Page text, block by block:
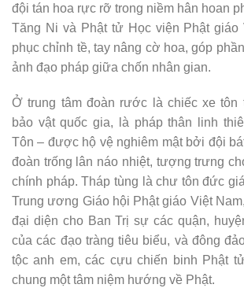
đội tán hoa rực rỡ trong niềm hân hoan
Tăng Ni và Phật tử Học viện Phật giáo
phục chỉnh tề, tay nâng cờ hoa, góp
ảnh đạo pháp giữa chốn nhân gian.
Ở trung tâm đoàn rước là chiếc xe
bảo vật quốc gia, là pháp thân linh
Tôn – được hộ vệ nghiêm mật bởi đội
đoàn trống lân náo nhiệt, tượng trưng
chính pháp. Tháp tùng là chư tôn đức
Trung ương Giáo hội Phật giáo Việt
đại diện cho Ban Trị sự các quận,
của các đạo tràng tiêu biểu, và đông
tộc anh em, các cựu chiến binh Phật
chung một tâm niệm hướng về Phật.